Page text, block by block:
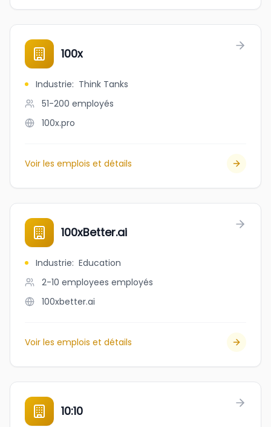
100x
Industrie: Think Tanks
51-200 employés
100x.pro
Voir les emplois et détails
100xBetter.ai
Industrie: Education
2-10 employees employés
100xbetter.ai
Voir les emplois et détails
10:10